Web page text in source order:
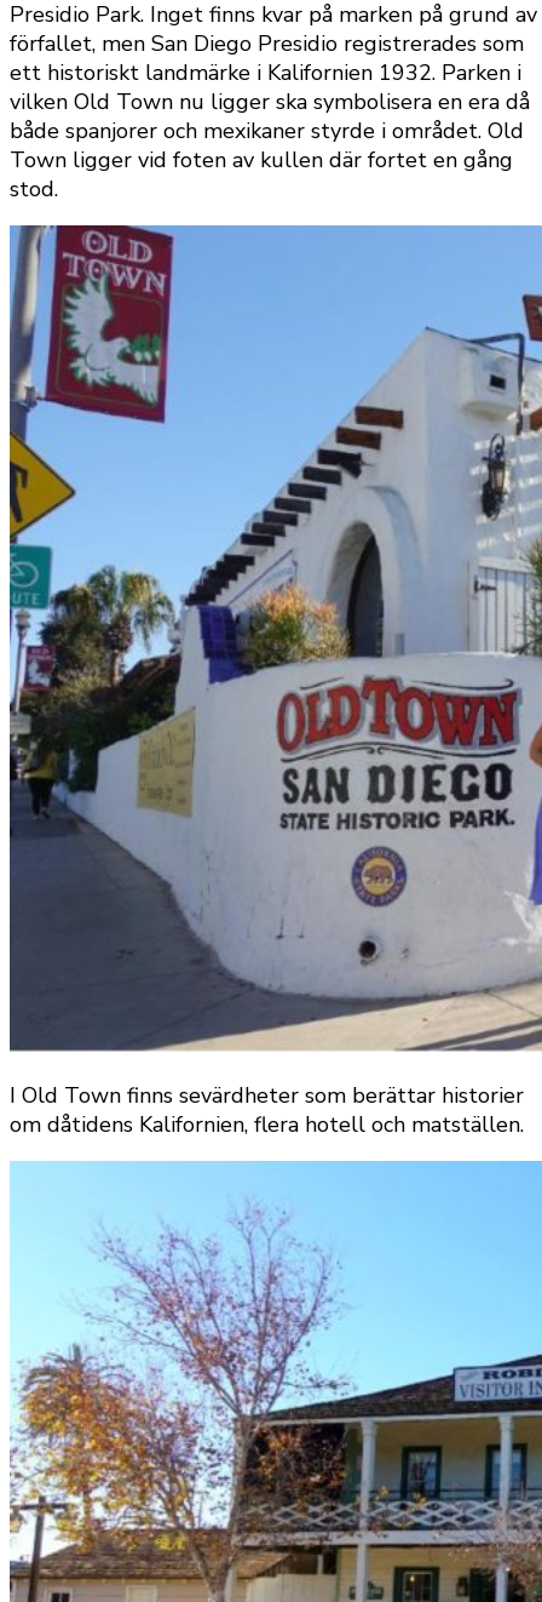
Presidio Park. Inget finns kvar på marken på grund av
förfallet, men San Diego Presidio registrerades som
ett historiskt landmärke i Kalifornien 1932. Parken i
vilken Old Town nu ligger ska symbolisera en era då
både spanjorer och mexikaner styrde i området. Old
Town ligger vid foten av kullen där fortet en gång
stod.
I Old Town finns sevärdheter som berättar historier
om dåtidens Kalifornien, flera hotell och matställen.